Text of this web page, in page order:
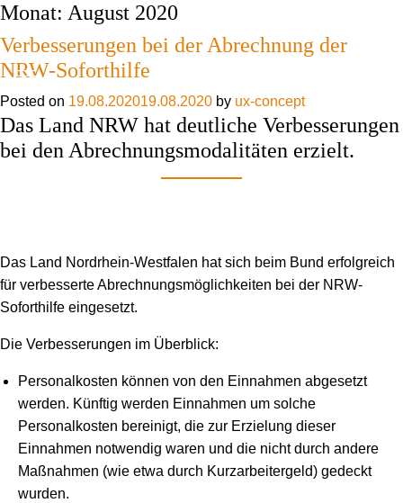
Skip to content
Monat: August 2020
Verbesserungen bei der Abrechnung der
NRW-Soforthilfe
Posted on 19.08.202019.08.2020 by ux-concept
Das Land NRW hat deutliche Verbesserungen
bei den Abrechnungsmodalitäten erzielt.
Das Land Nordrhein-Westfalen hat sich beim Bund erfolgreich
für verbesserte Abrechnungsmöglichkeiten bei der NRW-
Soforthilfe eingesetzt.
Die Verbesserungen im Überblick:
Personalkosten können von den Einnahmen abgesetzt
werden. Künftig werden Einnahmen um solche
Personalkosten bereinigt, die zur Erzielung dieser
Einnahmen notwendig waren und die nicht durch andere
Maßnahmen (wie etwa durch Kurzarbeitergeld) gedeckt
wurden.